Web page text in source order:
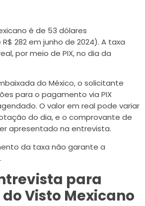
é de 53 dólares
282 em junho de 2024). A taxa
por meio de PIX, no dia da
do México, o solicitante
para o pagamento via PIX
O valor em real pode variar
do dia, e o comprovante de
apresentado na entrevista.
da taxa não garante a
para
Visto Mexicano